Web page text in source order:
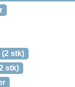
stk)
stk)